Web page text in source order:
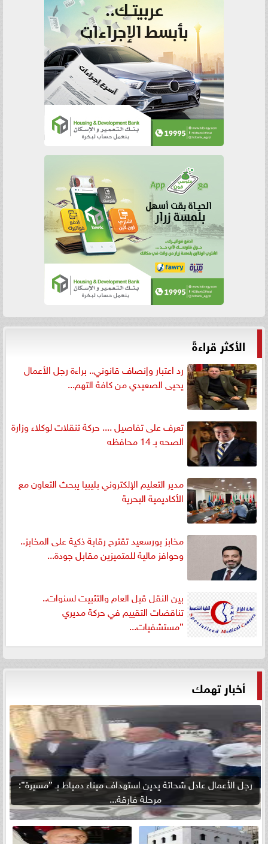
الأكثر قراءةً
رد اعتبار وإنصاف قانوني.. براءة رجل الأعمال
يحيى الصعيدي من كافة التهم...
تعرف على تفاصيل .... حركة تنقلات لوكلاء وزارة
الصحه بـ 14 محافظه
مدير التعليم الإلكتروني بليبيا يبحث التعاون مع
الأكاديمية البحرية
مخابز بورسعيد تقترح رقابة ذكية على المخابز..
وحوافز مالية للمتميزين مقابل جودة...
بين النقل قبل العام والتثبيت لسنوات..
تناقضات التقييم في حركة مديري
”مستشفيات...
أخبار تهمك
رجل الأعمال عادل شحاتة يدين استهداف ميناء دمياط بـ ”مسيرة”:
مرحلة فارقة...